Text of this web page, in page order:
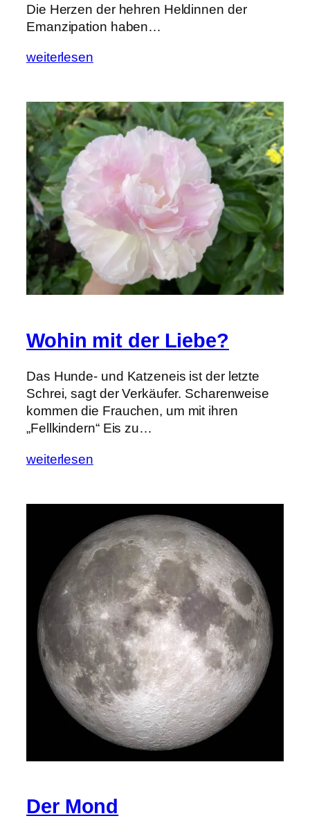
Die Herzen der hehren Heldinnen der
Emanzipation haben…
weiterlesen
Wohin mit der Liebe?
Das Hunde- und Katzeneis ist der letzte
Schrei, sagt der Verkäufer. Scharenweise
kommen die Frauchen, um mit ihren
„Fellkindern“ Eis zu…
weiterlesen
Der Mond